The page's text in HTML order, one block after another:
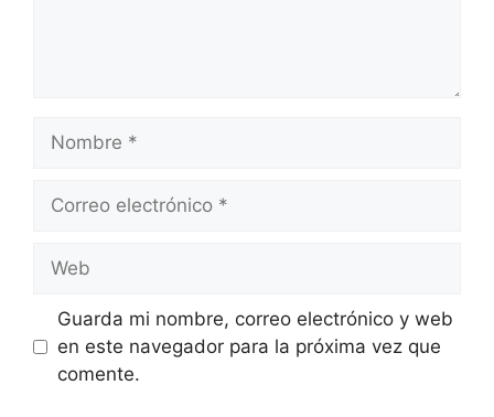
Nombre
Correo
Web
Guarda mi nombre, correo electrónico y web
en este navegador para la próxima vez que
comente.